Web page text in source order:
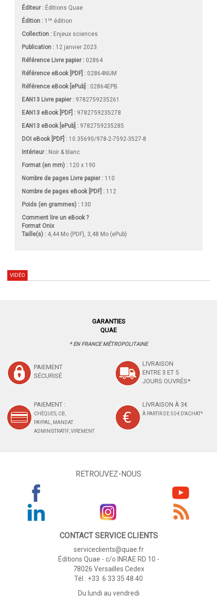
Éditeur : Éditions Quae
Édition : 1 re édition
Collection : Enjeux sciences
Publication : 12 janvier 2023
Référence Livre papier : 02864
Référence eBook [PDF] : 02864NUM
Référence eBook [ePub] : 02864EPB
EAN13 Livre papier : 9782759235261
EAN13 eBook [PDF] : 9782759235278
EAN13 eBook [ePub] : 9782759235285
DOI eBook [PDF] : 10.35690/978-2-7592-3527-8
Intérieur : Noir & blanc
Format (en mm) : 120 x 190
Nombre de pages Livre papier: 110
Nombre de pages eBook [PDF] : 112
Poids (en grammes) : 130
Comment lire un eBook ?
Format Onix
Taille(s) : 4,44 Mo (PDF), 3,48 Mo (ePub)
VIDÉO
GARANTIES
QUAE
* EN FRANCE MÉTROPOLITAINE
PAIEMENT
SÉCURISÉ
LIVRAISON
ENTRE 3 ET 5
JOURS OUVRÉS*
PAIEMENT :
CHÈQUES, CB,
PAYPAL, MANDAT
ADMINISTRATIF, VIREMENT
LIVRAISON À 3€
À PARTIR DE 50 € D'ACHAT*
RETROUVEZ-NOUS
CONTACT SERVICE CLIENTS
serviceclients@quae.fr
Éditions Quae - c/o INRAE RD 10 -
78026 Versailles Cedex
Tél : +33 6 33 35 48 40
Du lundi au vendredi